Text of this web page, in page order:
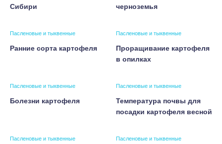
Сибири
черноземья
Пасленовые и тыквенные
Ранние сорта картофеля
Пасленовые и тыквенные
Проращивание картофеля
в опилках
Пасленовые и тыквенные
Болезни картофеля
Пасленовые и тыквенные
Температура почвы для
посадки картофеля весной
Пасленовые и тыквенные Пасленовые и тыквенные